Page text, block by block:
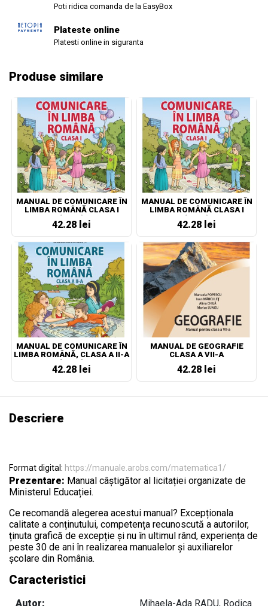
Poti ridica comanda de la EasyBox
Plateste online
Platesti online in siguranta
Produse similare
MANUAL DE COMUNICARE ÎN
LIMBA ROMÂNĂ CLASA I
(NOU!)
42.28 lei
MANUAL DE COMUNICARE ÎN
LIMBA ROMÂNĂ CLASA I
(NOU!)
42.28 lei
MANUAL DE COMUNICARE ÎN
LIMBA ROMÂNĂ, CLASA A II-A
(NOU!)
42.28 lei
MANUAL DE GEOGRAFIE
CLASA A VII-A
42.28 lei
Descriere
Format digital: https://manuale.arobs.com/matematica1/
Prezentare: Manual câștigător al licitației organizate de
Ministerul Educației.
Ce recomandă alegerea acestui manual? Excepționala
calitate a conținutului, competența recunoscută a autorilor,
ținuta grafică de excepție și nu în ultimul rând, experiența de
peste 30 de ani în realizarea manualelor și auxiliarelor
școlare din România.
Caracteristici
Autor: Mihaela-Ada RADU, Rodica